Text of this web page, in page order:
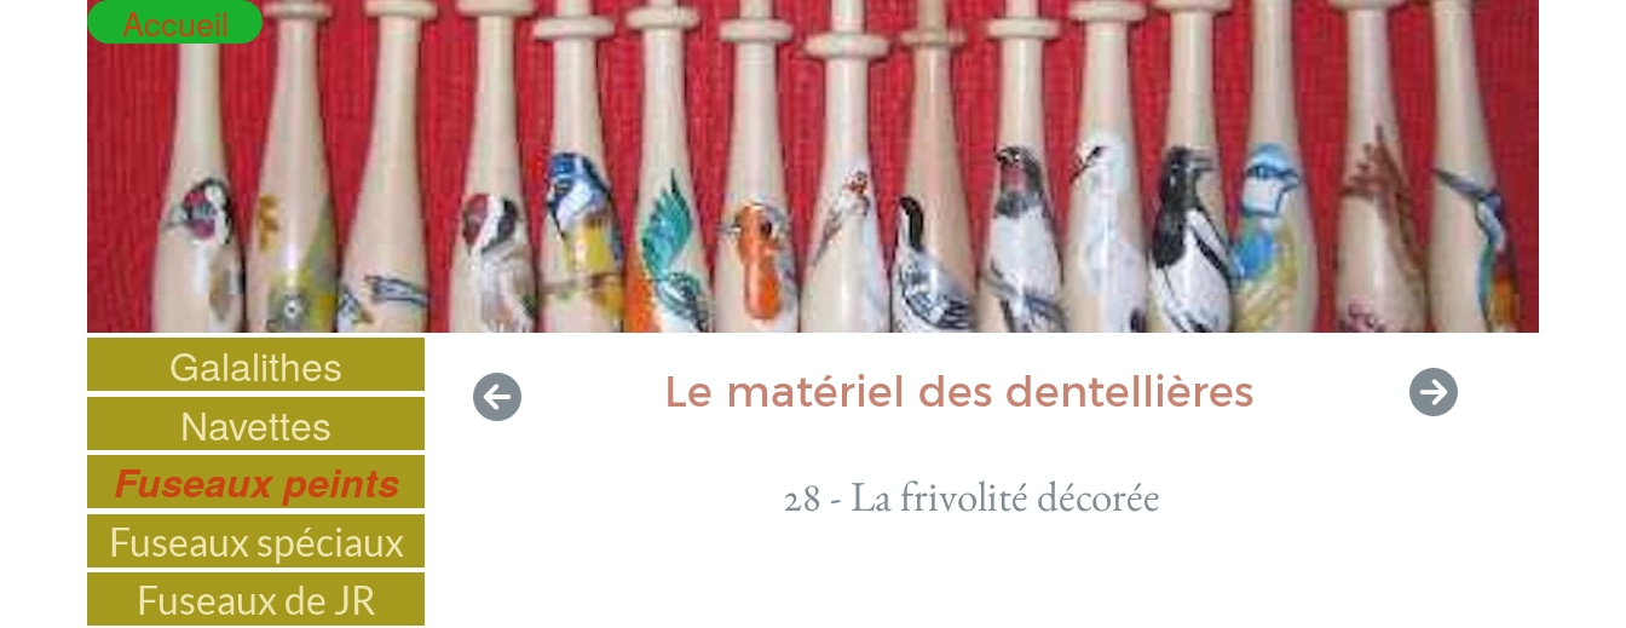
Accueil
Galalithes
Navettes
Le matériel des dentellières
Fuseaux peints
Fuseaux spéciaux
Fuseaux de JR
28 - La frivolité décorée